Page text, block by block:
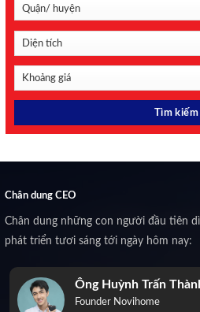
Chân dung CEO
Chân dung những con người đầu tiên
phát triển tươi sáng tới ngày hôm nay:
Ông Huỳnh Trấn
Founder Novihome